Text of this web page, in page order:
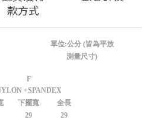
款方式
單位:公分 (皆為平放
測量尺寸)
F
+SPANDEX
下擺寬
全長
29
29